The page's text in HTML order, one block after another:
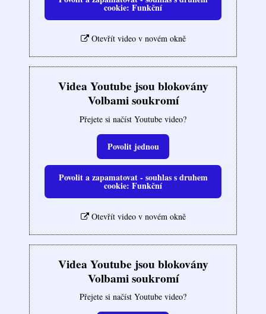
cookie: Funkční
Otevřít video v novém okně
Videa Youtube jsou blokovány
Volbami soukromí
Přejete si načíst Youtube video?
Povolit jednou
Povolit a zapamatovat - souhlas s druhem
cookie: Funkční
Otevřít video v novém okně
Videa Youtube jsou blokovány
Volbami soukromí
Přejete si načíst Youtube video?